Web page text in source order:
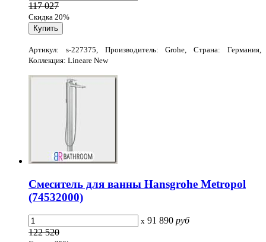
117 027
Скидка 20%
Артикул: s-227375, Производитель: Grohe, Страна: Германия,
Коллекция: Lineare New
Смеситель для ванны Hansgrohe Metropol
(74532000)
x 91 890 руб
122 520